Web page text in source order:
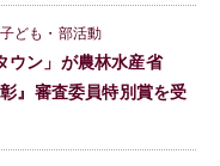
子ども・部活動
ウン」が農林水産省
』審査委員特別賞を受